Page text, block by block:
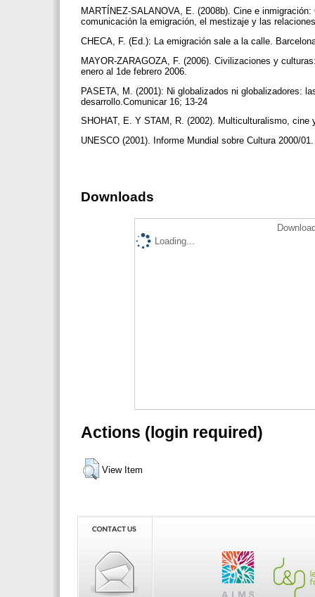
MARTÍNEZ-SALANOVA, E. (2008b). Cine e
comunicación la emigración, el mestizaje y las
CHECA, F. (Ed.): La emigración sale a la calle.
MAYOR-ZARAGOZA, F. (2006). Civilizaciones y
enero al 1de febrero 2006.
PASETA, M. (2001): Ni globalizados ni globalizadores:
desarrollo.Comunicar 16; 13-24
SHOHAT, E. Y STAM, R. (2002). Multiculturalismo,
UNESCO (2001). Informe Mundial sobre Cultura 2000/
Downloads
Loading...
Actions (login required)
View Item